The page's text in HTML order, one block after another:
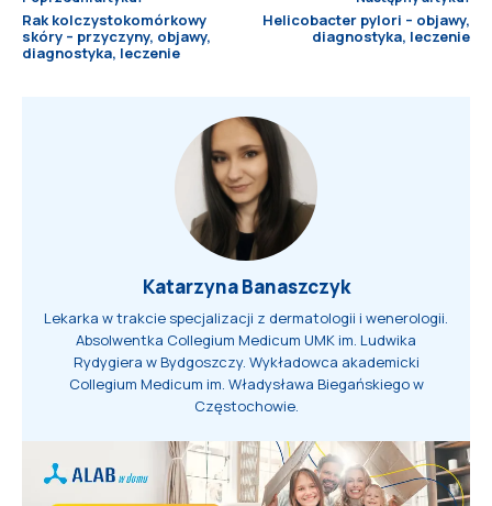
Rak kolczystokomórkowy
skóry – przyczyny, objawy,
diagnostyka, leczenie
Helicobacter pylori – objawy,
diagnostyka, leczenie
Katarzyna Banaszczyk
Lekarka w trakcie specjalizacji z dermatologii i wenerologii.
Absolwentka Collegium Medicum UMK im. Ludwika
Rydygiera w Bydgoszczy. Wykładowca akademicki
Collegium Medicum im. Władysława Biegańskiego w
Częstochowie.